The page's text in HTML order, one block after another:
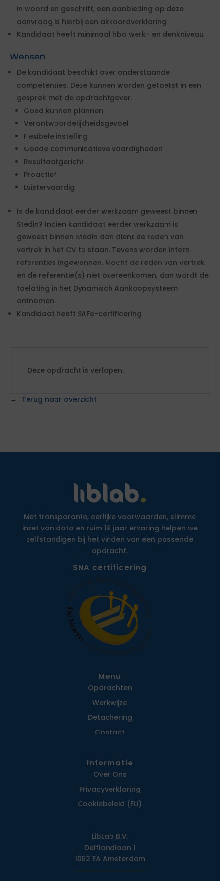
in woord en geschrift, een aanbieding op deze
aanvraag is hierbij een akkoordverklaring
Kandidaat heeft minimaal hbo werk- en denkniveau
Wensen
De kandidaat beschikt over onderstaande
competenties. Deze kunnen worden getoetst in een
gesprek met de opdrachtgever.
Goed kunnen plannen
Verantwoordelijkheidsgevoel
Flexibele instelling
Goede communicatieve vaardigheden
Resultaatgericht
Proactief
Luistervaardig
Is de kandidaat eerder werkzaam geweest binnen
Stedin? Indien kandidaat eerder werkzaam is
geweest binnen Stedin dan dient de reden van
vertrek in het CV te staan. Tevens worden intern
referenties ingewonnen. Mocht de reden van vertrek
en de referentie(s) niet overeenkomen, dan wordt de
toelating in het Dynamisch Aankoopsysteem
ontnomen.
Kandidaat heeft SAFe-certificering
Deze opdracht is verlopen.
Terug naar overzicht
Met transparante, eerlijke voorwaarden, slimme
inzet van data en ruim 18 jaar ervaring helpen we
zelfstandigen bij het vinden van een passende
opdracht.
SNA certificering
Menu
Opdrachten
Werkwijze
Detachering
Contact
Informatie
Over Ons
Privacy­verklaring
Cookiebeleid (EU)
LibLab B.V.
Delflandlaan 1
1062 EA Amsterdam